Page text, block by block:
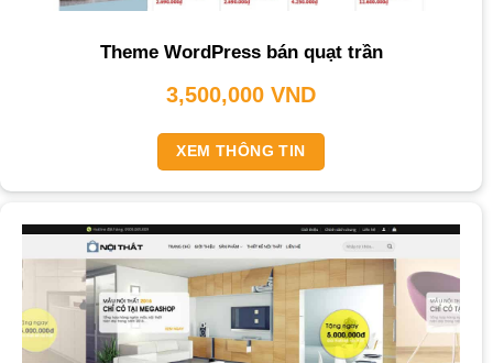
Theme WordPress bán quạt trần
3,500,000 VND
XEM THÔNG TIN